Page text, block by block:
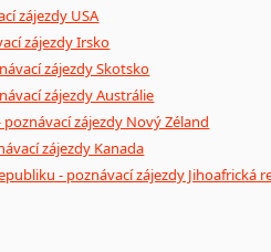
zájezdy USA
zájezdy Irsko
zájezdy Skotsko
zájezdy Austrálie
zájezdy Nový Zéland
zájezdy Kanada
- poznávací zájezdy Jihoafrická